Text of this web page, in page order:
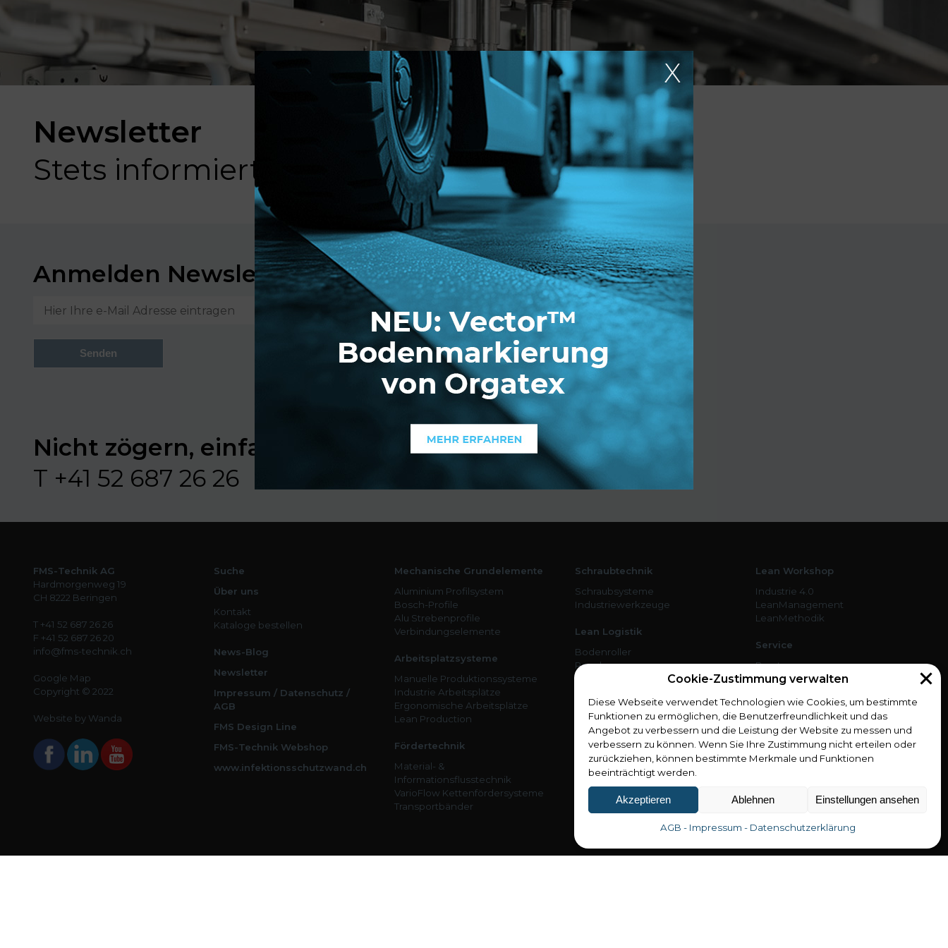
Newsletter
Stets informiert rund um FMS-Technik
Anmelden Newsletter
Senden
Nicht zögern, einfach fragen!
T +41 52 687 26 26
FMS-Technik AG
Hardmorgenweg 19
CH 8222 Beringen
T +41 52 687 26 26
F +41 52 687 26 20
info@fms-technik.ch
Google Map
Copyright © 2022
Website by Wanda
Suche
Über uns
Kontakt
Kataloge bestellen
News-Blog
Newsletter
Impressum / Datenschutz /
AGB
FMS Design Line
FMS-Technik Webshop
www.infektionsschutzwand.ch
Mechanische Grundelemente
Aluminium Profilsystem
Bosch-Profile
Alu Strebenprofile
Verbindungselemente
Arbeitsplatzsysteme
Manuelle Produktionssysteme
Industrie Arbeitsplätze
Ergonomische Arbeitsplätze
Lean Production
Fördertechnik
Material- &
Informationsflusstechnik
VarioFlow Kettenfördersysteme
Transportbänder
Schraubtechnik
Schraubsysteme
Industriewerkzeuge
Lean Logistik
Bodenroller
Regalwagen
Active Shuttle
Industrie 4.0
ActiveCockpit
ActiveMover
ActiveShuttle
Lean Workshop
Industrie 4.0
LeanManagement
LeanMethodik
Service
Beratung
Anfertigung
Software
Cookie-Zustimmung verwalten
Diese Webseite verwendet Technologien wie Cookies, um bestimmte
Funktionen zu ermöglichen, die Benutzerfreundlichkeit und das
Angebot zu verbessern und die Leistung der Website zu messen und
verbessern zu können. Wenn Sie Ihre Zustimmung nicht erteilen oder
zurückziehen, können bestimmte Merkmale und Funktionen
beeinträchtigt werden.
Akzeptieren Ablehnen Einstellungen ansehen
AGB - Impressum - Datenschutzerklärung